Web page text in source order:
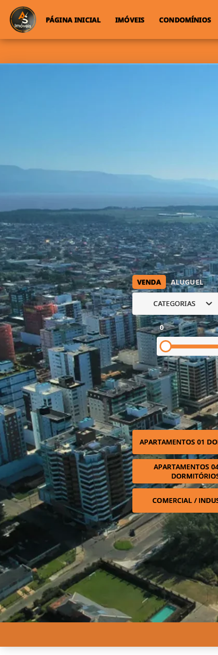
PÁGINA INICIAL IMÓVEIS CONDOMÍNIOS
VENDA ALUGUEL
CATEGORIAS
0
APARTAMENTOS 01
APARTAMENTOS
COMERCIAL /